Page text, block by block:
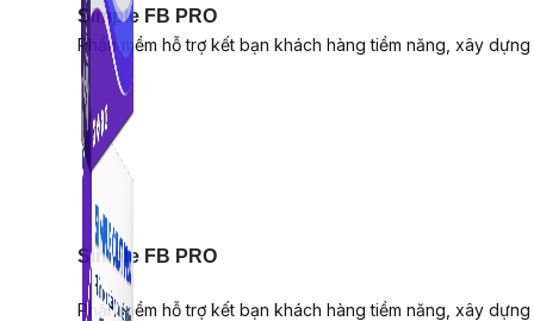
Simple FB PRO
Phần mềm hỗ trợ kết bạn khách hàng tiềm năng, xây
Simple FB PRO
Phần mềm hỗ trợ kết bạn khách hàng tiềm năng, xây